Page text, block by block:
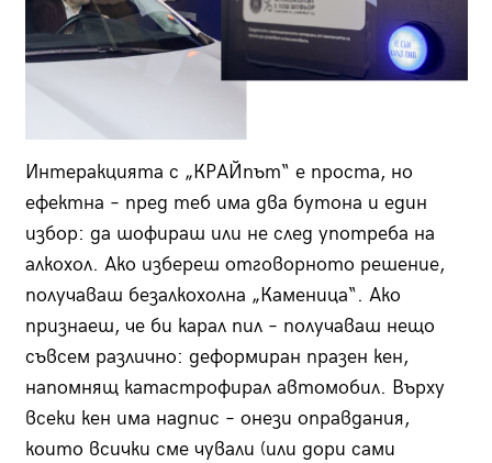
Интеракцията с „КРАЙпът“ е проста, но
ефектна – пред теб има два бутона и един
избор: да шофираш или не след употреба на
алкохол. Ако избереш отговорното решение,
получаваш безалкохолна „Каменица“. Ако
признаеш, че би карал пил – получаваш нещо
съвсем различно: деформиран празен кен,
напомнящ катастрофирал автомобил. Върху
всеки кен има надпис – онези оправдания,
които всички сме чували (или дори сами